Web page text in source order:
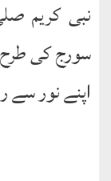
نبی کریم
سورج کی
اپنے نور سے